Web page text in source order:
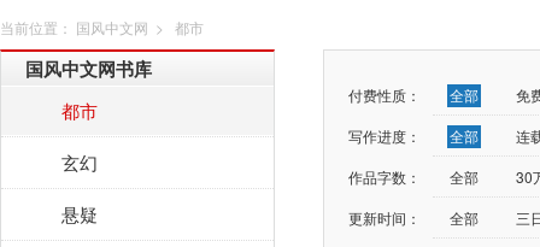
当前位置： 国风中文网 > 都市
国风中文网书库
都市
玄幻
悬疑
付费性质： 全部
免
写作进度：
全部
连
作品字数：
全部
30
更新时间：
全部
三